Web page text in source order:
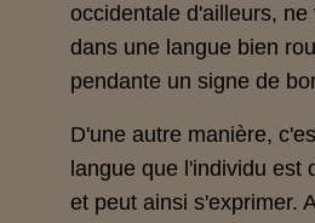
occidentale d'ailleurs, ne
dans une langue bien
pendante un signe de
D'une autre manière,
langue que l'individu est
et peut ainsi s'exprimer.